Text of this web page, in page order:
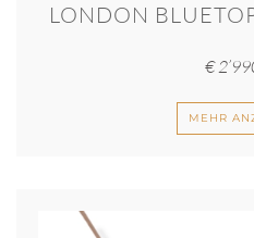
LONDON
€
MEHR